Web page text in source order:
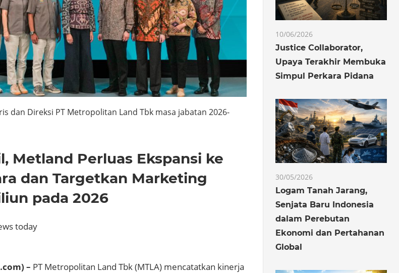
dan Direksi PT Metropolitan Land Tbk masa jabatan 2026-
Metland Perluas Ekspansi ke
dan Targetkan Marketing
pada 2026
today
– PT Metropolitan Land Tbk (MTLA) mencatatkan kinerja
10/06/2026
Justice Collaborator,
Upaya Terakhir Membuka
Simpul Perkara Pidana
30/05/2026
Logam Tanah Jarang,
Senjata Baru Indonesia
dalam Perebutan
Ekonomi dan Pertahanan
Global